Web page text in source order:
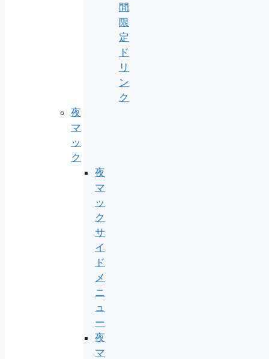
間
限
定
ド
リ
ン
ク
夜
マ
ッ
ク
夜
マ
ッ
ク
サ
イ
ド
メ
ニ
ュ
ー
夜
マ